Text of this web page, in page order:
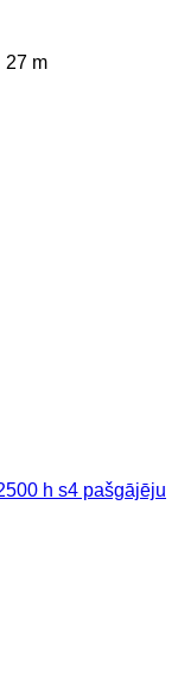
27 m
h s4 pašgājēju